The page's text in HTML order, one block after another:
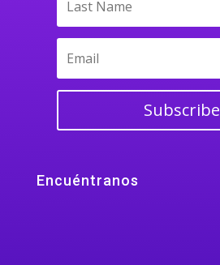
Subscribe
Encuéntranos